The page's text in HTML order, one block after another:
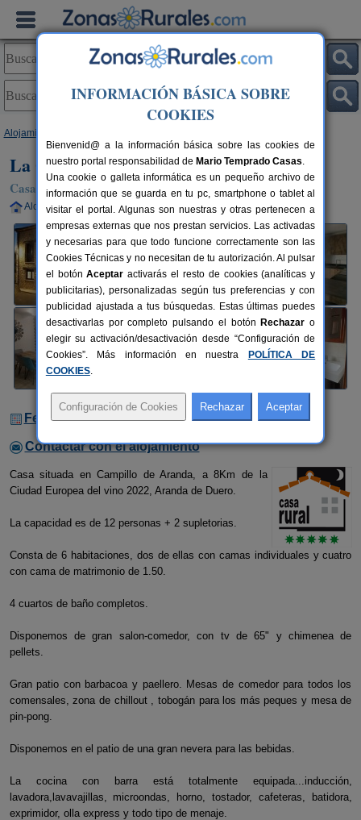
Alojamientos
La Olma
Casa Rural en Campillo de Aranda (Burgos)
Alquiler completo 6-12+2 plazas 94 km de Burgos
Fechas Libres
Contactar con el alojamiento
Casa situada en Campillo de Aranda, a 8Km de la
Ciudad Europea del vino 2022, Aranda de Duero.
La capacidad es de 12 personas + 2 supletorias.
Consta de 6 habitaciones, dos de ellas con camas individuales y cuatro
con cama de matrimonio de 1.50.
4 cuartos de baño completos.
Disponemos de gran salon-comedor, con tv de 65" y chimenea de
pellets.
Gran patio con barbacoa y paellero. Mesas de comedor para todos los
comensales, zona de chillout , tobogán para los más peques y mesa de
pin-pong.
Disponemos en el patio de una gran nevera para las bebidas.
La cocina con barra está totalmente equipada...inducción,
lavadora,lavavajillas, microondas, horno, tostador, cafeteras, batidora,
exprimidor, olla express y todo tipo de menaje.
INFORMACIÓN BÁSICA SOBRE
COOKIES
Bienvenid@ a la información básica sobre las cookies de
nuestro portal responsabilidad de Mario Temprado Casas.
Una cookie o galleta informática es un pequeño archivo de
información que se guarda en tu pc, smartphone o tablet al
visitar el portal. Algunas son nuestras y otras pertenecen a
empresas externas que nos prestan servicios. Las activadas
y necesarias para que todo funcione correctamente son las
Cookies Técnicas y no necesitan de tu autorización. Al pulsar
el botónAceptar activarás el resto de cookies (analíticas y
publicitarias), personalizadas según tus preferencias y con
publicidad ajustada a tus búsquedas. Estas últimas puedes
desactivarlas por completo pulsando el botón Rechazar o
elegir su activación/desactivación desde “Configuración de
Cookies”. Más información en nuestra
POLÍTICA DE
COOKIES.